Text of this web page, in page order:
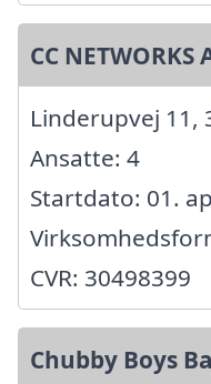
CC NETWORKS
Linderupvej 11,
Ansatte: 4
Startdato: 01.
CVR: 30498399
Chubby Boys